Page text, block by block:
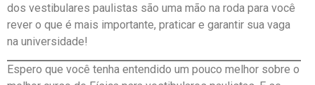
dos vestibulares paulistas são uma mão na roda para você
rever o que é mais importante, praticar e garantir sua vaga
na universidade!
Espero que você tenha entendido um pouco melhor sobre o